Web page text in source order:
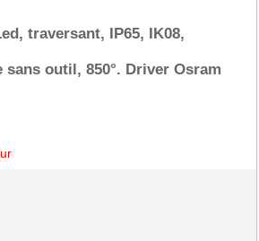
traversant, IP65, IK08,
outil, 850°. Driver Osram